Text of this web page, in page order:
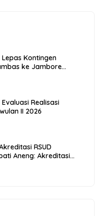
Kontingen
ke Jambore
Realisasi
II 2026
RSUD
Aneng: Akreditasi